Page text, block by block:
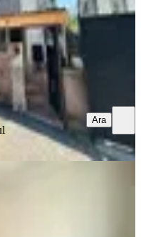
Kaya
Ara
Mah. Satılık 3+1
Daire